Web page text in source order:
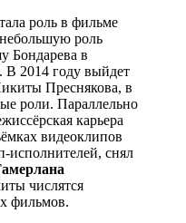
роль в фильме
роль
Бондарева в
2014 году выйдет
Преснякова, в
роли. Параллельно
карьера
видеоклипов
исполнителей, снял
числятся
фильмов.